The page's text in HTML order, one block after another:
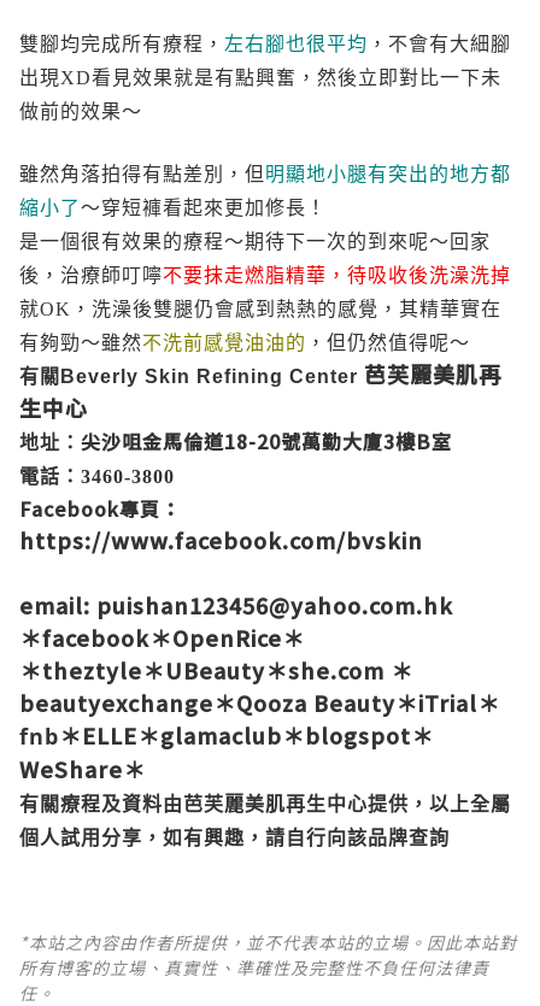
雙腳均完成所有療程， 左右腳也很平均 ，不會有大細腳
出現XD看見效果就是有點興奮，然後立即對比一下未
做前的效果～
雖然角落拍得有點差別，但 明顯地小腿有突出的地方都
縮小了～穿短褲看起來更加修長！
是一個很有效果的療程～期待下一次的到來呢～回家
後，治療師叮嚀不要抹走燃脂精華，待吸收後洗澡洗掉
就OK， 洗澡後雙腿仍會感到熱熱的感覺，其精華實在
有夠勁～雖然不洗前感覺油油的 ，但仍然值得呢～
有關 Beverly Skin Refining Center 芭芙麗美肌再
生中心
地址： 尖沙咀金馬倫道18-20號萬勤大廈3樓B室
電話：3460-3800
Facebook專頁：
https://www.facebook.com/bvskin
email: puishan123456@yahoo.com.hk
＊facebook＊OpenRice＊
＊theztyle＊UBeauty＊she.com ＊
beautyexchange＊Qooza Beauty＊iTrial＊
fnb＊ELLE＊glamaclub＊blogspot＊
WeShare＊
有關療程及資料由芭芙麗美肌再生中心提供，以上全屬
個人試用分享，如有興趣，請自行向該品牌查詢
*本站之內容由作者所提供，並不代表本站的立場。因此本站對
所有博客的立場、真實性、準確性及完整性不負任何法律責
任。